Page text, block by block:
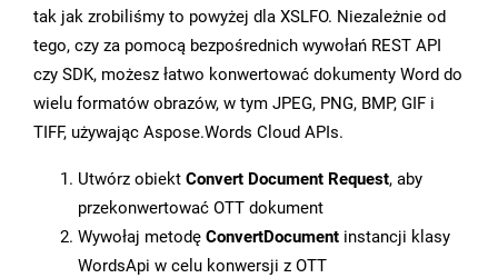
tak jak zrobiliśmy to powyżej dla XSLFO. Niezależnie od
tego, czy za pomocą bezpośrednich wywołań REST API
czy SDK, możesz łatwo konwertować dokumenty Word do
wielu formatów obrazów, w tym JPEG, PNG, BMP, GIF i
TIFF, używając Aspose.Words Cloud APIs.
Utwórz obiekt Convert Document Request, aby
przekonwertować OTT dokument
Wywołaj metodę ConvertDocument instancji klasy
WordsApi w celu konwersji z OTT